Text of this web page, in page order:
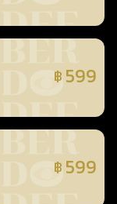
฿ 599
฿ 599